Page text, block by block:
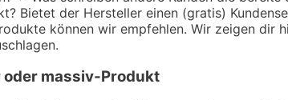
Bietet der Hersteller einen (gratis)
können wir empfehlen. Wir zeigen dir
massiv-Produkt